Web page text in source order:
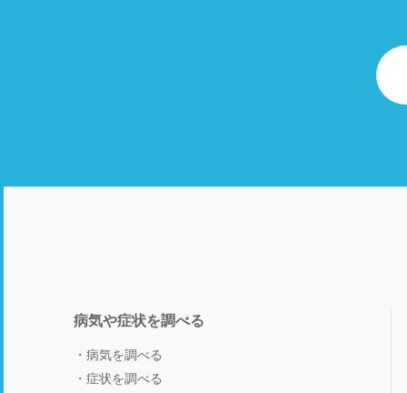
病気や症状を調べる
病気を調べる
症状を調べる